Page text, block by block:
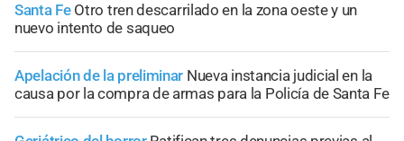
Santa Fe Otro tren descarrilado en la zona oeste y un
nuevo intento de saqueo
Apelación de la preliminar Nueva instancia judicial en la
causa por la compra de armas para la Policía de Santa Fe